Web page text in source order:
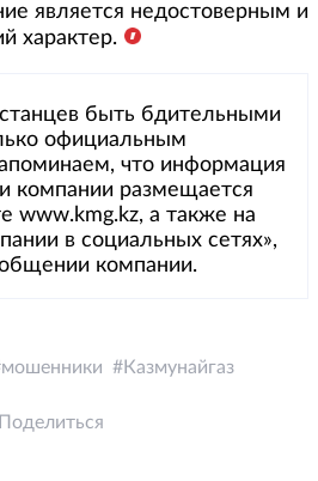
является недостоверным и
характер.
быть бдительными
официальным
что информация
компании размещается
www.kmg.kz, а также на
в социальных сетях»,
компании.
мошенники Казмунайгаз
Поделиться